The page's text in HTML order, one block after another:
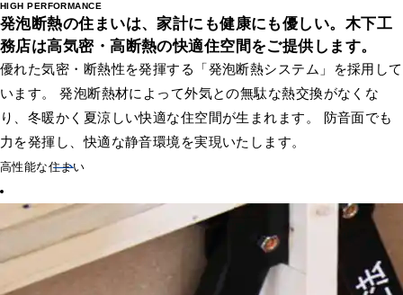
HIGH PERFORMANCE
発泡断熱の住まいは、家計にも健康にも優しい。 木下工
務店は高気密・高断熱の快適住空間をご提供します。
優れた気密・断熱性を発揮する「発泡断熱システム」を採用して
います。 発泡断熱材によって外気との無駄な熱交換がなくな
り、冬暖かく夏涼しい快適な住空間が生まれます。 防音面でも
力を発揮し、快適な静音環境を実現いたします。
高性能な住まい